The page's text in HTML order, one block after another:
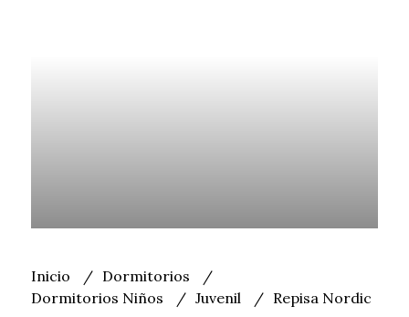
Inicio
Dormitorios
Dormitorios Niños
Juvenil Repisa Nordic